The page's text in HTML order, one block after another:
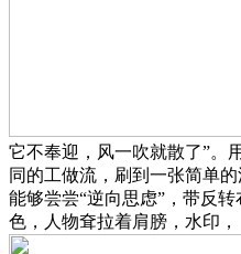
它不奉迎，风一吹就散了”。
同的工做流，刷到一张简单
能够尝尝“逆向思虑”，带反
色，人物耷拉着肩膀，水印，